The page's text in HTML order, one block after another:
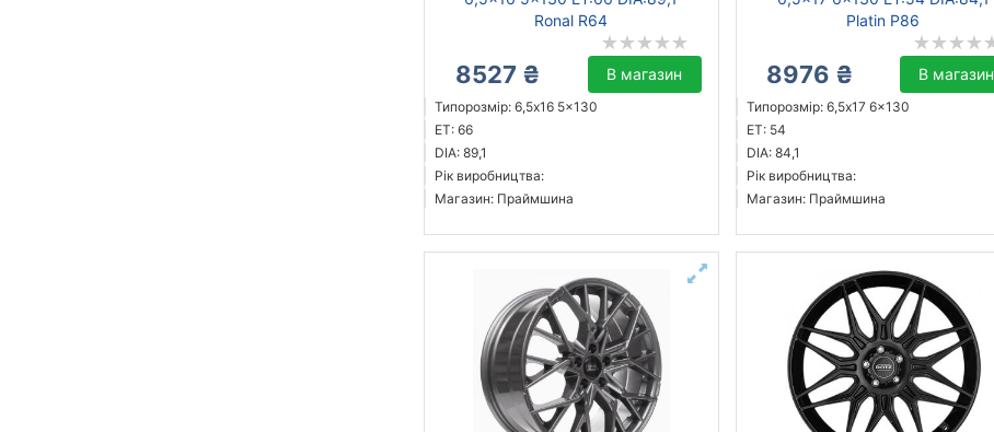
Ronal R64
8527 ₴ В магазин
Типорозмір: 6,5x16 5x130
ET: 66
DIA: 89,1
Рік виробництва:
Магазин: Праймшина
Platin P86
8976 ₴ В магазин
Типорозмір: 6,5x17 6x130
ET: 54
DIA: 84,1
Рік виробництва:
Магазин: Праймшина